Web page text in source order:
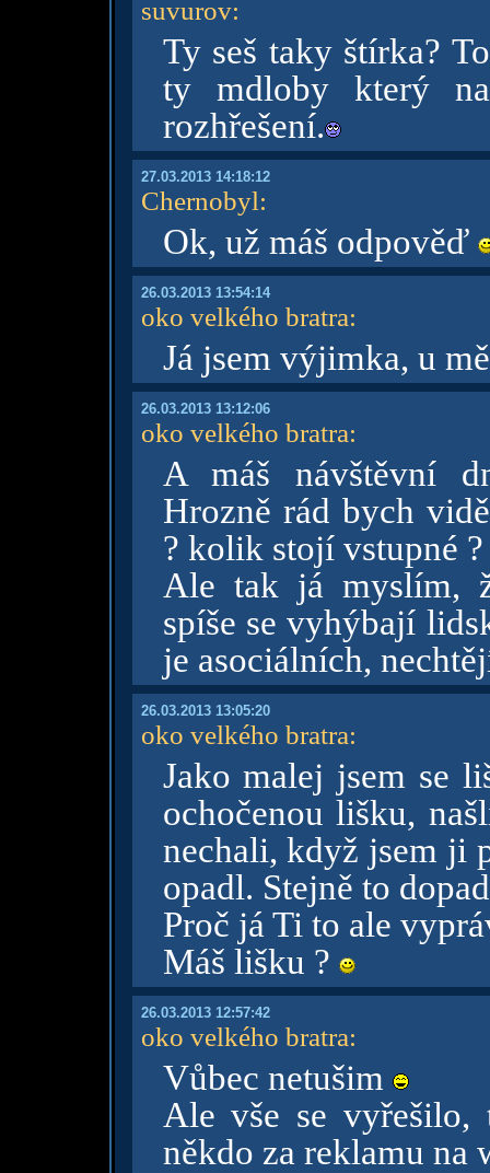
suvurov:
Ty seš taky štírka?
ty mdloby který
rozhřešení.
27.03.2013 14:18:12
Chernobyl:
Ok, už máš odpověď
26.03.2013 13:54:14
oko velkého bratra:
Já jsem výjimka, u
26.03.2013 13:12:06
oko velkého bratra:
A máš návštěvní
Hrozně rád bych
? kolik stojí vstupné
Ale tak já myslím,
spíše se vyhýbají
je asociálních,
26.03.2013 13:05:20
oko velkého bratra:
Jako malej jsem se
ochočenou lišku,
nechali, když jsem ji
opadl. Stejně to
Proč já Ti to ale
Máš lišku ?
26.03.2013 12:57:42
oko velkého bratra:
Vůbec netušim
Ale vše se vyřešilo,
někdo za reklamu